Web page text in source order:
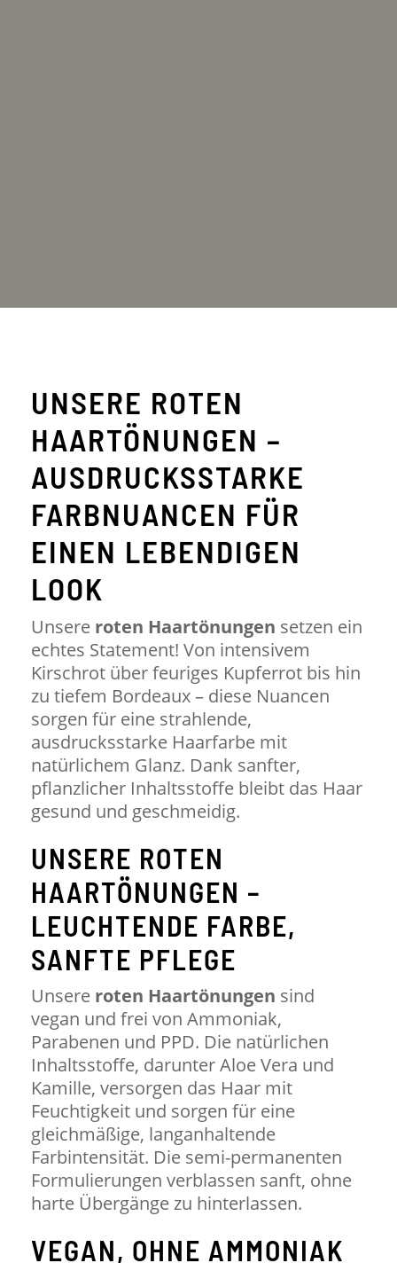
UNSERE ROTEN
HAARTÖNUNGEN –
AUSDRUCKSSTARKE
FARBNUANCEN FÜR
EINEN LEBENDIGEN
LOOK
Unsere roten Haartönungen setzen ein
echtes Statement! Von intensivem
Kirschrot über feuriges Kupferrot bis hin
zu tiefem Bordeaux – diese Nuancen
sorgen für eine strahlende,
ausdrucksstarke Haarfarbe mit
natürlichem Glanz. Dank sanfter,
pflanzlicher Inhaltsstoffe bleibt das Haar
gesund und geschmeidig.
UNSERE ROTEN
HAARTÖNUNGEN –
LEUCHTENDE FARBE,
SANFTE PFLEGE
Unsere roten Haartönungen sind
vegan und frei von Ammoniak,
Parabenen und PPD. Die natürlichen
Inhaltsstoffe, darunter Aloe Vera und
Kamille, versorgen das Haar mit
Feuchtigkeit und sorgen für eine
gleichmäßige, langanhaltende
Farbintensität. Die semi-permanenten
Formulierungen verblassen sanft, ohne
harte Übergänge zu hinterlassen.
VEGAN, OHNE AMMONIAK